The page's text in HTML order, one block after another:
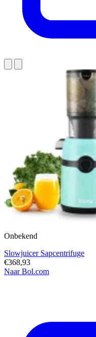
Onbekend
Slowjuicer Sapcentrifuge
€368,93
Naar Bol.com